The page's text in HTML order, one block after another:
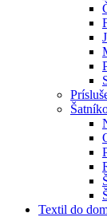
Textil do